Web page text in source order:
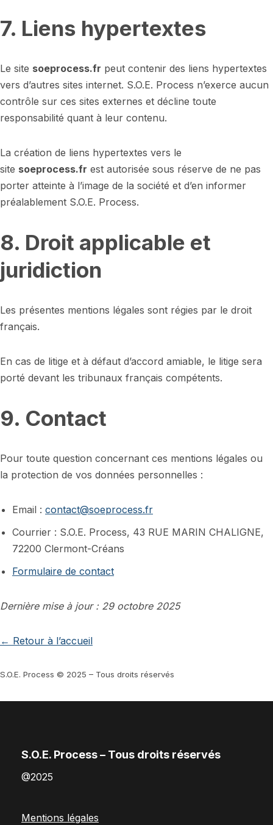
7. Liens hypertextes
Le site soeprocess.fr peut contenir des liens hypertextes
vers d’autres sites internet. S.O.E. Process n’exerce aucun
contrôle sur ces sites externes et décline toute
responsabilité quant à leur contenu.
La création de liens hypertextes vers le
site soeprocess.fr est autorisée sous réserve de ne pas
porter atteinte à l’image de la société et d’en informer
préalablement S.O.E. Process.
8. Droit applicable et
juridiction
Les présentes mentions légales sont régies par le droit
français.
En cas de litige et à défaut d’accord amiable, le litige sera
porté devant les tribunaux français compétents.
9. Contact
Pour toute question concernant ces mentions légales ou
la protection de vos données personnelles :
Email : contact@soeprocess.fr
Courrier : S.O.E. Process, 43 RUE MARIN CHALIGNE,
72200 Clermont-Créans
Formulaire de contact
Dernière mise à jour : 29 octobre 2025
← Retour à l’accueil
S.O.E. Process © 2025 – Tous droits réservés
S.O.E. Process – Tous droits réservés
@2025
Mentions légales